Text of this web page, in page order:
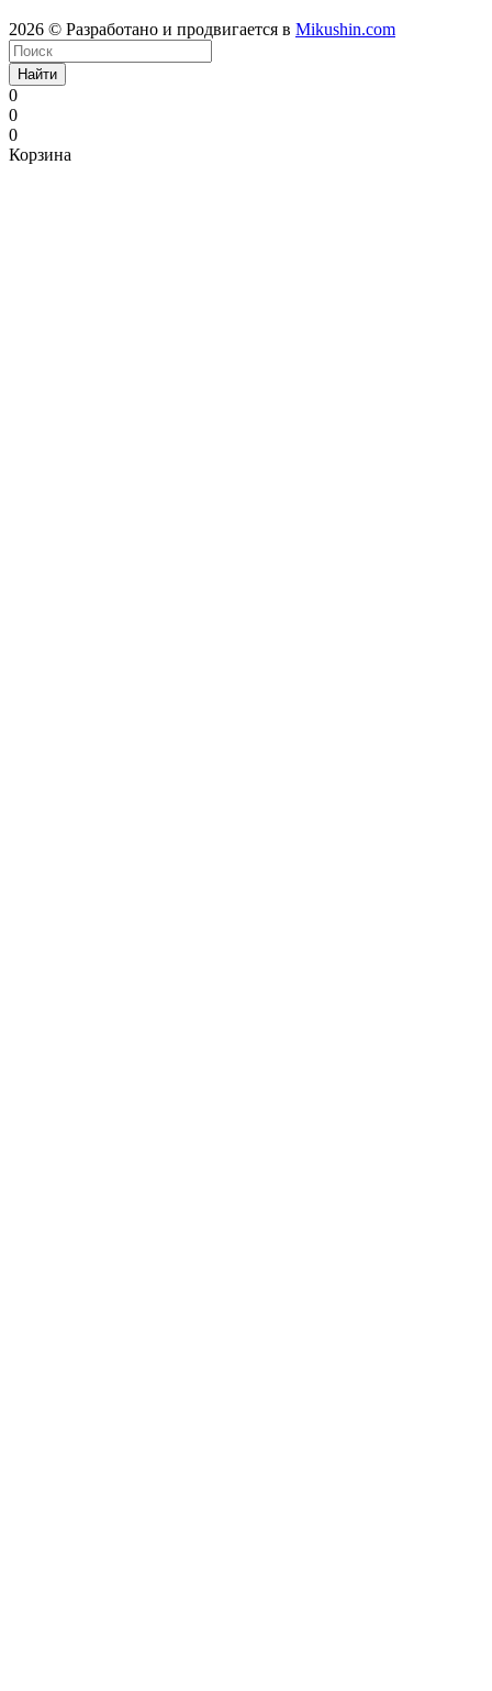
2026 © Разработано и продвигается в Mikushin.com
Найти
0
0
0
Корзина